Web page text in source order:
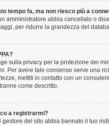
tempo fa, ma non riesco più a
amministratore abbia cancellato o
per ridurre la grandezza del
sulla privacy per la protezione dei
Per avere tale consenso serve una
mettiti in contatto con un
come descritto.
a registrarmi?
gestore del sito abbia bannato il tuo